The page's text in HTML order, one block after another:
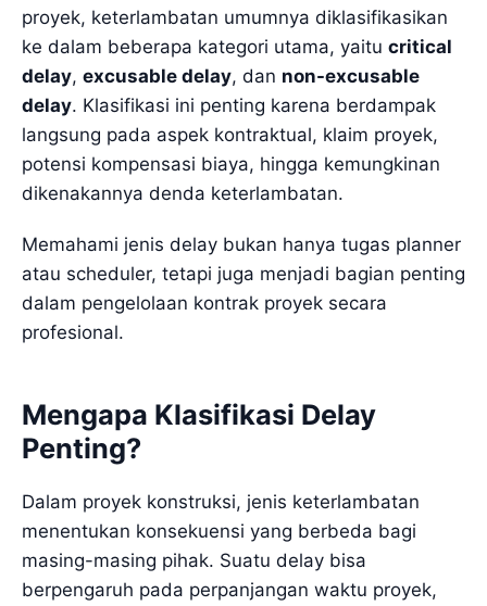
proyek, keterlambatan umumnya diklasifikasikan
ke dalam beberapa kategori utama, yaitu critical
delay, excusable delay, dan non-excusable
delay. Klasifikasi ini penting karena berdampak
langsung pada aspek kontraktual, klaim proyek,
potensi kompensasi biaya, hingga kemungkinan
dikenakannya denda keterlambatan.
Memahami jenis delay bukan hanya tugas planner
atau scheduler, tetapi juga menjadi bagian penting
dalam pengelolaan kontrak proyek secara
profesional.
Mengapa Klasifikasi Delay
Penting?
Dalam proyek konstruksi, jenis keterlambatan
menentukan konsekuensi yang berbeda bagi
masing-masing pihak. Suatu delay bisa
berpengaruh pada perpanjangan waktu proyek,